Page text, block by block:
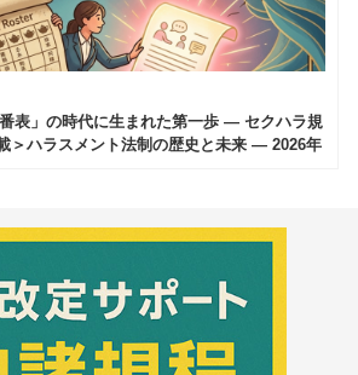
表」の時代に生まれた第一歩 — セクハラ規
＞ハラスメント法制の歴史と未来 — 2026年